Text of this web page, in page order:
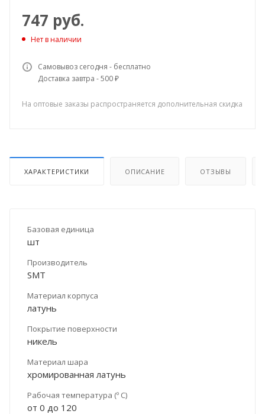
747 руб.
Нет в наличии
Самовывоз сегодня - бесплатно
Доставка завтра - 500 ₽
На оптовые заказы распространяется дополнительная скидка
ХАРАКТЕРИСТИКИ ОПИСАНИЕ ОТЗЫВЫ
Базовая единица
шт
Производитель
SMT
Материал корпуса
латунь
Покрытие поверхности
никель
Материал шара
хромированная латунь
Рабочая температура (º С)
от 0 до 120